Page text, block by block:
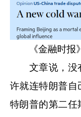
《金融时报
文章说，没有
许就连特朗普自
特朗普的第二任